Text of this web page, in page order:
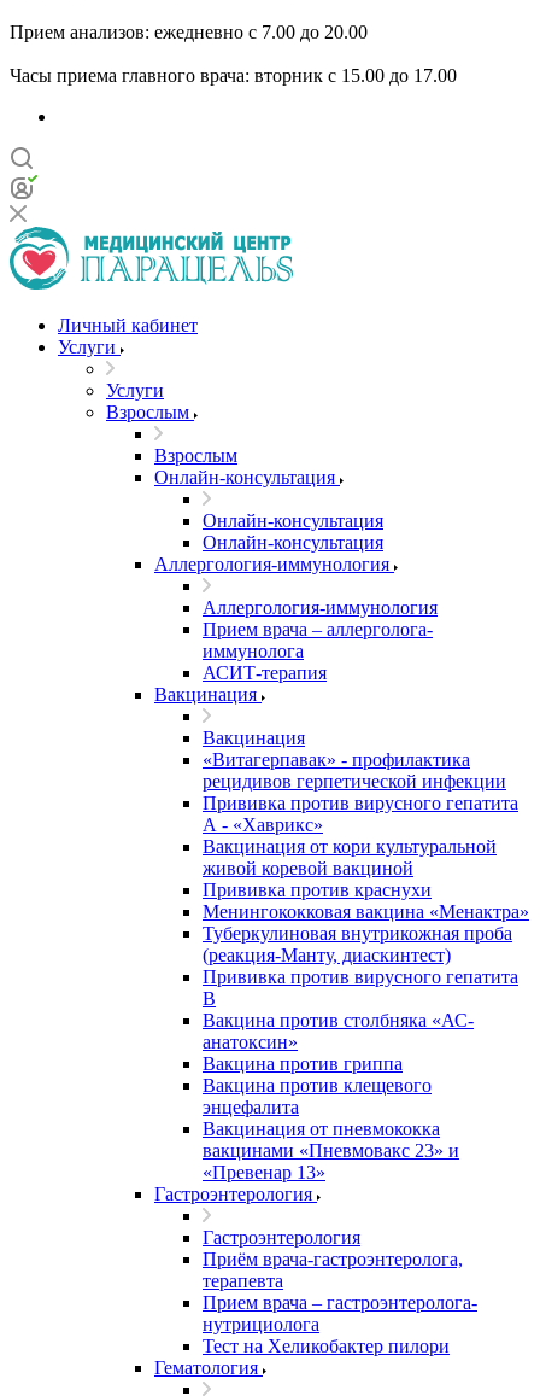
Прием анализов: ежедневно с 7.00 до 20.00
Часы приема главного врача: вторник с 15.00 до 17.00
Личный кабинет
Услуги
Услуги
Взрослым
Взрослым
Онлайн-консультация
Онлайн-консультация
Онлайн-консультация
Аллергология-иммунология
Аллергология-иммунология
Прием врача – аллерголога-
иммунолога
АСИТ-терапия
Вакцинация
Вакцинация
«Витагерпавак» - профилактика
рецидивов герпетической инфекции
Прививка против вирусного гепатита
А - «Хаврикс»
Вакцинация от кори культуральной
живой коревой вакциной
Прививка против краснухи
Менингококковая вакцина «Менактра»
Туберкулиновая внутрикожная проба
(реакция-Манту, диаскинтест)
Прививка против вирусного гепатита
В
Вакцина против столбняка «АС-
анатоксин»
Вакцина против гриппа
Вакцина против клещевого
энцефалита
Вакцинация от пневмококка
вакцинами «Пневмовакс 23» и
«Превенар 13»
Гастроэнтерология
Гастроэнтерология
Приём врача-гастроэнтеролога,
терапевта
Прием врача – гастроэнтеролога-
нутрициолога
Тест на Хеликобактер пилори
Гематология